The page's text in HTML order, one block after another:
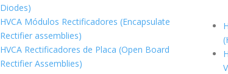
Diodes)
HVCA Módulos Rectificadores (Encapsulate
Rectifier assemblies)
HVCA Rectificadores de Placa (Open Board
Rectifier Assemblies)